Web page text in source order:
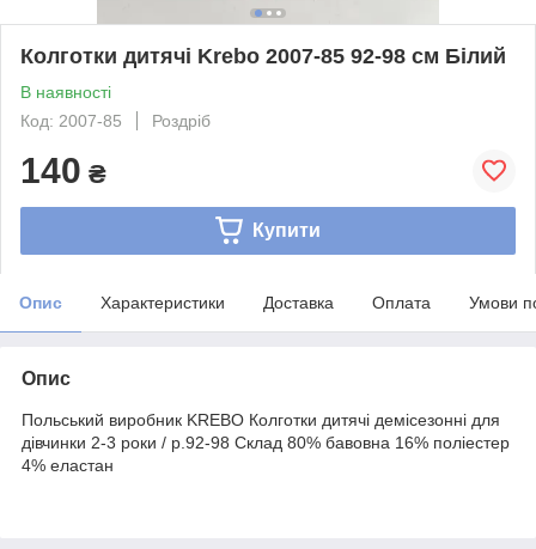
Колготки дитячі Krebo 2007-85 92-98 см Білий
В наявності
Код: 2007-85
Роздріб
140 ₴
Купити
Опис Характеристики Доставка Оплата Умови
Опис
Польський виробник KREBO Колготки дитячі демісезонні для
дівчинки 2-3 роки / р.92-98 Склад 80% бавовна 16% поліестер
4% еластан